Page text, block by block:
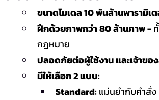
ขนาดโมเดล 10 พันล้านพารามิเ
ฝึกด้วยภาพกว่า 80 ล้านภาพ -
กฎหมาย
ปลอดภัยต่อผู้ใช้งาน และเจ้าขอ
มีให้เลือก 2 แบบ:
Standard: แม่นยำกับคำสั่ง